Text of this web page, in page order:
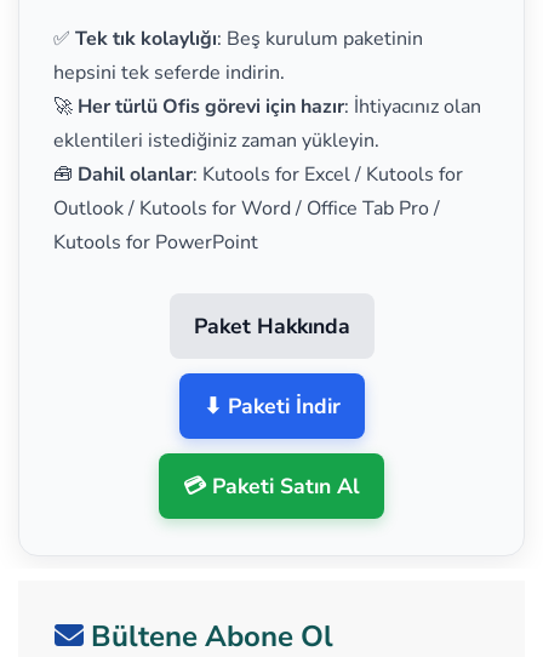
✅ Tek tık kolaylığı: Beş kurulum paketinin
hepsini tek seferde indirin.
🚀 Her türlü Ofis görevi için hazır: İhtiyacınız olan
eklentileri istediğiniz zaman yükleyin.
🧰 Dahil olanlar: Kutools for Excel / Kutools for
Outlook / Kutools for Word / Office Tab Pro /
Kutools for PowerPoint
Paket Hakkında
⬇ Paketi İndir
💳 Paketi Satın Al
Bültene Abone Ol